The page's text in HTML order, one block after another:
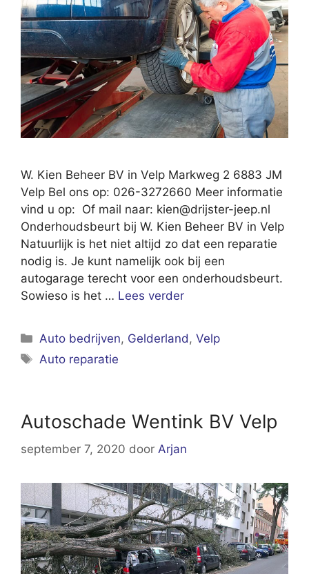
W. Kien Beheer BV in Velp Markweg 2 6883 JM
Velp Bel ons op: 026-3272660 Meer informatie
vind u op: Of mail naar: kien@drijster-jeep.nl
Onderhoudsbeurt bij W. Kien Beheer BV in Velp
Natuurlijk is het niet altijd zo dat een reparatie
nodig is. Je kunt namelijk ook bij een
autogarage terecht voor een onderhoudsbeurt.
Sowieso is het … Lees verder
Categorieën
Auto bedrijven, Gelderland ,Velp
Tags
Auto reparatie
Autoschade Wentink BV Velp
september 7, 2020 door Arjan